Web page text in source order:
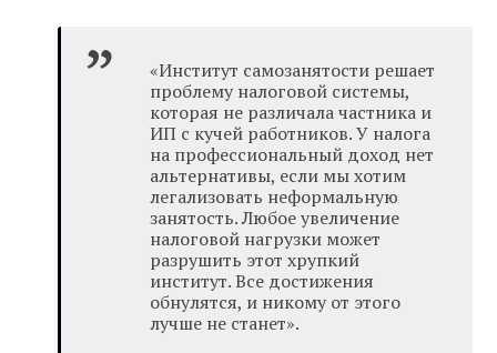
«Институт самозанятости решает
проблему налоговой системы,
которая не различала частника и
ИП с кучей работников. У налога
на профессиональный доход нет
альтернативы, если мы хотим
легализовать неформальную
занятость. Любое увеличение
налоговой нагрузки может
разрушить этот хрупкий
институт. Все достижения
обнулятся, и никому от этого
лучше не станет».